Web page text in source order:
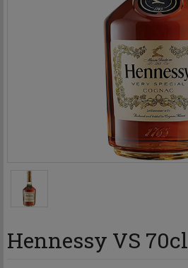
Hennessy VS 70cl